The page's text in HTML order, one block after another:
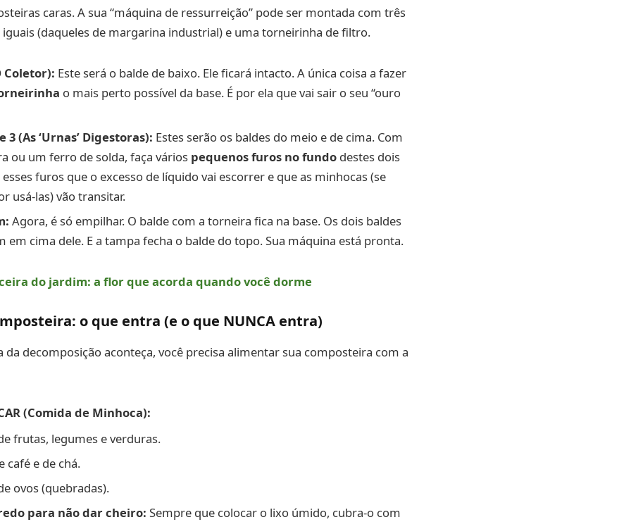
caras. A sua “máquina de ressurreição” pode ser montada com três
iguais (daqueles de margarina industrial) e uma torneirinha de filtro.
Coletor): Este será o balde de baixo. Ele ficará intacto. A única coisa a fazer
o mais perto possível da base. É por ela que vai sair o seu “ouro
3 (As ‘Urnas’ Digestoras): Estes serão os baldes do meio e de cima. Com
ou um ferro de solda, faça vários pequenos furos no fundo destes dois
furos que o excesso de líquido vai escorrer e que as minhocas (se
usá-las) vão transitar.
Agora, é só empilhar. O balde com a torneira fica na base. Os dois baldes
em cima dele. E a tampa fecha o balde do topo. Sua máquina está pronta.
do jardim: a flor que acorda quando você dorme
o que entra (e o que NUNCA entra)
da decomposição aconteça, você precisa alimentar sua composteira com a
(Comida de Minhoca):
frutas, legumes e verduras.
café e de chá.
ovos (quebradas).
para não dar cheiro: Sempre que colocar o lixo úmido, cubra-o com